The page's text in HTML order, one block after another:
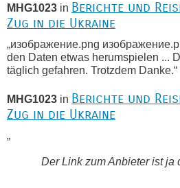
MHG1023 in Berichte und
Zug in die Ukraine
„изображение.png
den Daten etwas herumspielen ...
täglich gefahren. Trotzdem Danke.“
MHG1023 in Berichte und
Zug in die Ukraine
„
Der Link zum Anbieter ist ja